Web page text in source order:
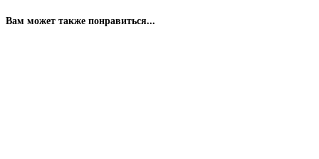
Вам может также понравиться...